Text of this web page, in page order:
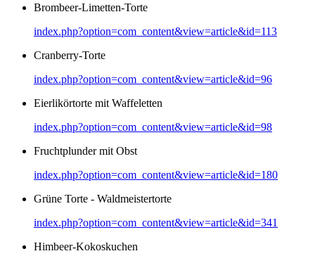
Brombeer-Limetten-Torte
index.php?option=com_content&view=article&id=113
Cranberry-Torte
index.php?option=com_content&view=article&id=96
Eierlikörtorte mit Waffeletten
index.php?option=com_content&view=article&id=98
Fruchtplunder mit Obst
index.php?option=com_content&view=article&id=180
Grüne Torte - Waldmeistertorte
index.php?option=com_content&view=article&id=341
Himbeer-Kokoskuchen